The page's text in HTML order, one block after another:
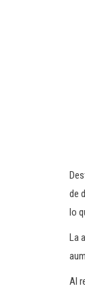
de
lo
La
Al